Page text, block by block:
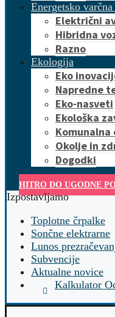
Energetsko
Električni
Hibridna
Razno
Ekologija
Eko
Napredne
Eko-nasveti
Ekološka
Okolje in
Dogodki
HITRO DO UGODNE
Izpostavljamo
Toplotne črpalke
Sončne elektrarne
Lunos
Subvencije
Aktualne novice
Kalkulator